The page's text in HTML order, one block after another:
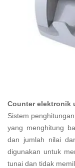
Counter elektronik
Sistem
yang menghitung
dan jumlah nilai
digunakan untuk
tunai dan tidak